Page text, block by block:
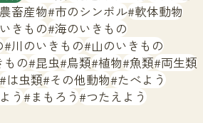
農畜産物 市のシンボル 軟体動物
きもの 海のいきもの
川のいきもの 山のいきもの
もの 昆虫 鳥類 植物 魚類 両生類
は虫類 その他動物 たべよう
う まもろう つたえよう